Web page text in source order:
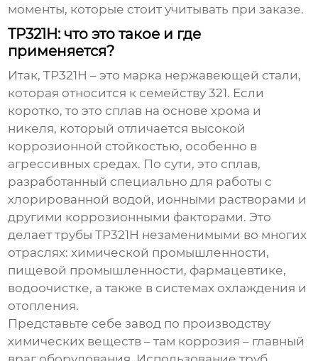
моменты, которые стоит учитывать при заказе.
TP321H: что это такое и где
применяется?
Итак,TP321H – это марка нержавеющей стали,
которая относится к семейству 321. Если
коротко, то это сплав на основе хрома и
никеля, который отличается высокой
коррозионной стойкостью, особенно в
агрессивных средах. По сути, это сплав,
разработанный специально для работы с
хлорированной водой, ионными растворами и
другими коррозионными факторами. Это
делаеттрубы TP321H незаменимыми во многих
отраслях: химической промышленности,
пищевой промышленности, фармацевтике,
водоочистке, а также в системах охлаждения и
отопления.
Представьте себе завод по производству
химических веществ – там коррозия – главный